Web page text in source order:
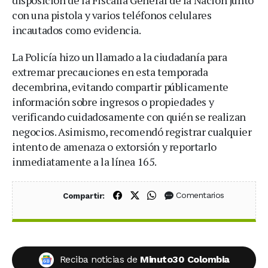
con una pistola y varios teléfonos celulares
incautados como evidencia.
La Policía hizo un llamado a la ciudadanía para
extremar precauciones en esta temporada
decembrina, evitando compartir públicamente
información sobre ingresos o propiedades y
verificando cuidadosamente con quién se realizan
negocios. Asimismo, recomendó registrar cualquier
intento de amenaza o extorsión y reportarlo
inmediatamente a la línea 165.
Compartir: Compartir en Facebook
Compartir en X (Twitter)
Compartir en WhatsApp
Comentarios
Reciba noticias de Minuto30 Colombia